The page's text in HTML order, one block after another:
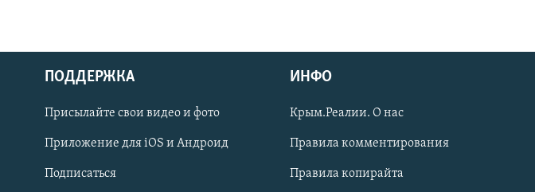
Українською
Qırımtatar
ПРИСОЕДИНЯЙТЕСЬ!
ПОДДЕРЖКА
Присылайте свои видео и фото
Приложение для iOS и Андроид
Подписаться
ИНФО
Крым.Реалии. О нас
Правила комментирования
Правила копирайта